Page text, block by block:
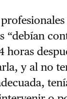
“debían
horas
y al no